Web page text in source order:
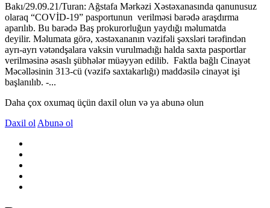
Bakı/29.09.21/Turan: Ağstafa Mərkəzi Xəstəxanasında qanunusuz
olaraq “COVİD-19” pasportunun verilməsi barədə araşdırma
aparılıb. Bu barədə Baş prokurorluğun yaydığı məlumatda
deyilir. Məlumata görə, xəstəxananın vəzifəli şəxsləri tərəfindən
ayrı-ayrı vətəndşalara vaksin vurulmadığı halda saxta pasportlar
verilməsinə əsaslı şübhələr müəyyən edilib. Faktla bağlı Cinayət
Məcəlləsinin 313-cü (vəzifə saxtakarlığı) maddəsilə cinayət işi
başlanılıb. -...
Daha çox oxumaq üçün daxil olun və ya abunə olun
Daxil ol Abunə ol